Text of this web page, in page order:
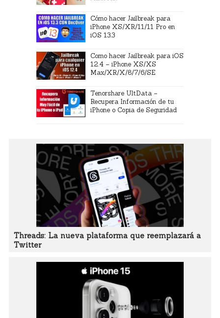
Cómo hacer Jailbreak para
iPhone XS/XR/11/11 Pro en
iOS 13.3
Como hacer Jailbreak para iOS
12.4 – iPhone XS/XS
Max/XR/X/8/7/6/SE
Tenorshare UltData –
Recupera Información de tu
iPhone o Copia de Seguridad
Threads: La nueva plataforma que reemplazará a
Twitter